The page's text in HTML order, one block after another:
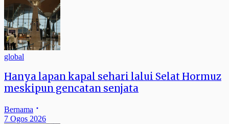
global
Hanya lapan kapal sehari lalui Selat Hormuz
meskipun gencatan senjata
Bernama
7 Ogos 2026